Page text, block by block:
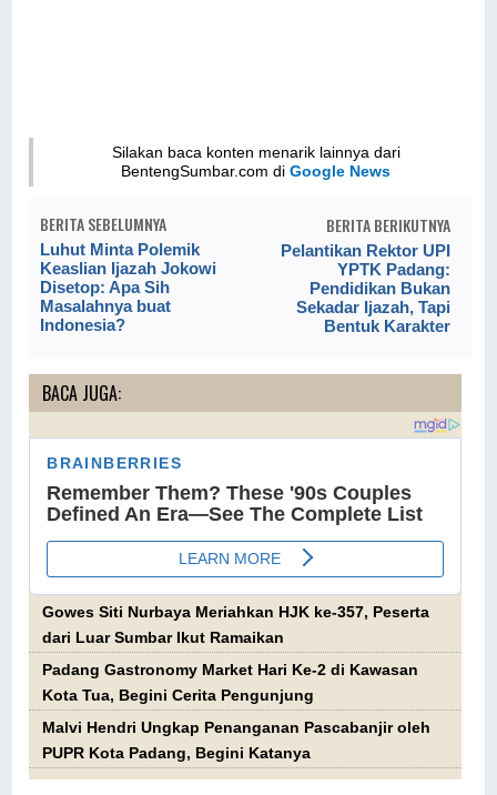
Silakan baca konten menarik lainnya dari
BentengSumbar.com diGoogle News
BERITA SEBELUMNYA
Luhut Minta Polemik
Keaslian Ijazah Jokowi
Disetop: Apa Sih
Masalahnya buat
Indonesia?
BERITA BERIKUTNYA
Pelantikan Rektor UPI
YPTK Padang:
Pendidikan Bukan
Sekadar Ijazah, Tapi
Bentuk Karakter
BACA JUGA:
Gowes Siti Nurbaya Meriahkan HJK ke-357, Peserta
dari Luar Sumbar Ikut Ramaikan
Padang Gastronomy Market Hari Ke-2 di Kawasan
Kota Tua, Begini Cerita Pengunjung
Malvi Hendri Ungkap Penanganan Pascabanjir oleh
PUPR Kota Padang, Begini Katanya